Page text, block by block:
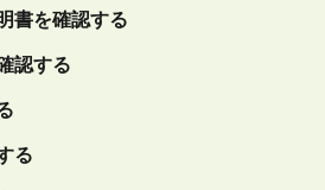
書を確認する
認する
る